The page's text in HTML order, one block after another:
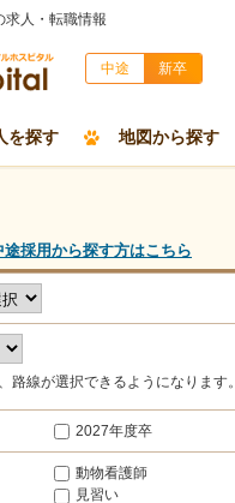
求人・転職情報
中途 新卒
を探す 地図から探す
途採用から探す方はこちら
路線が選択できるようになります。
2027年度卒
動物看護師
見習い